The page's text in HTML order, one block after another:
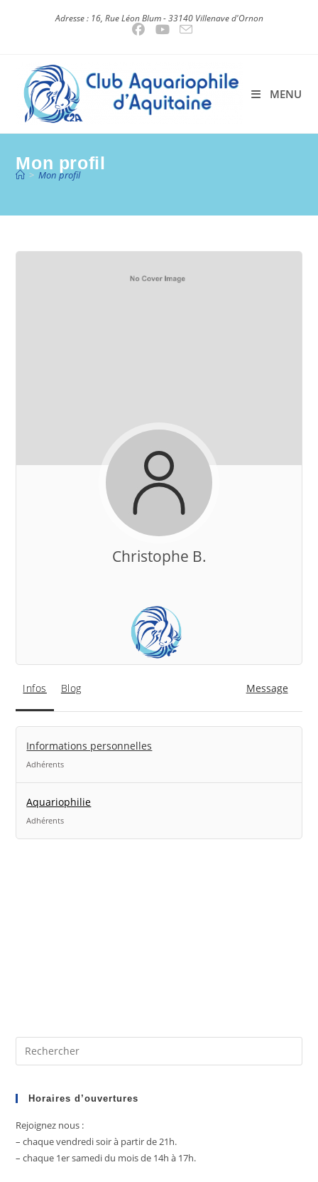
Adresse : 16, Rue Léon Blum - 33140 Villenave d'Ornon
MENU
Mon profil
> Mon profil
Christophe B.
Infos Blog Message
Informations personnelles
Adhérents
Aquariophilie
Adhérents
Horaires d’ouvertures
Rejoignez nous :
– chaque vendredi soir à partir de 21h.
– chaque 1er samedi du mois de 14h à 17h.